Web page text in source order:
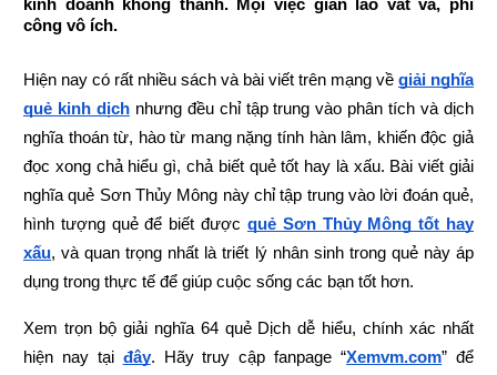
kinh doanh không thành. Mọi việc gian lao vất vả, phí
công vô ích.
Hiện nay có rất nhiều sách và bài viết trên mạng về giải nghĩa
quẻ kinh dịch nhưng đều chỉ tập trung vào phân tích và dịch
nghĩa thoán từ, hào từ mang nặng tính hàn lâm, khiến độc giả
đọc xong chả hiểu gì, chả biết quẻ tốt hay là xấu. Bài viết giải
nghĩa quẻ Sơn Thủy Mông này chỉ tập trung vào lời đoán quẻ,
hình tượng quẻ để biết được quẻ Sơn Thủy Mông tốt hay
xấu, và quan trọng nhất là triết lý nhân sinh trong quẻ này áp
dụng trong thực tế để giúp cuộc sống các bạn tốt hơn.
Xem trọn bộ giải nghĩa 64 quẻ Dịch dễ hiểu, chính xác nhất
hiện nay tại đây. Hãy truy cập fanpage “Xemvm.com” để